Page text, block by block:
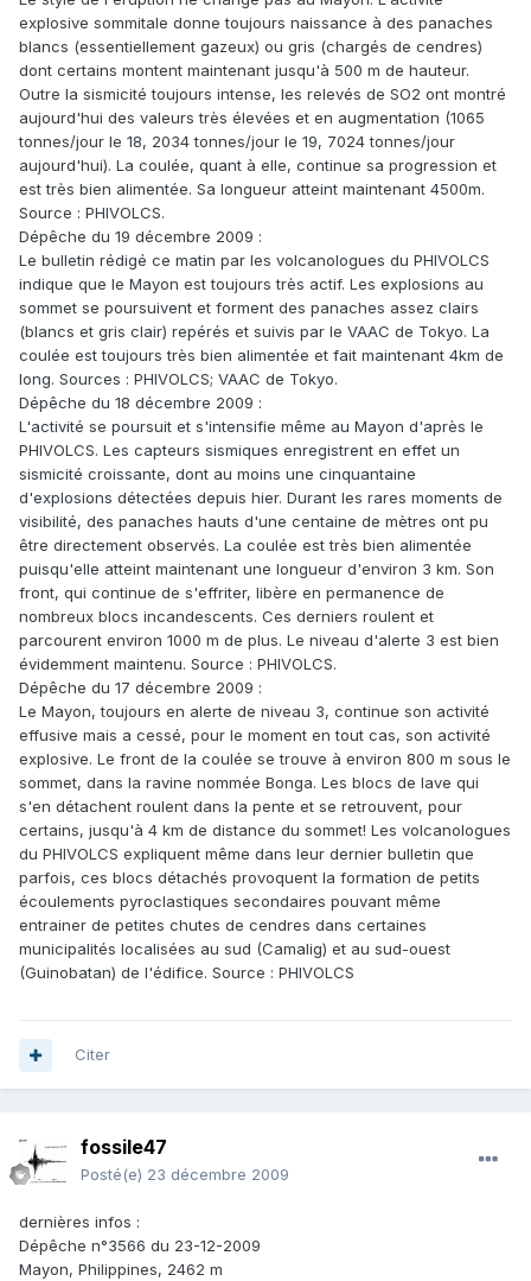
explosive sommitale donne toujours naissance à des panaches
blancs (essentiellement gazeux) ou gris (chargés de cendres)
dont certains montent maintenant jusqu'à 500 m de hauteur.
Outre la sismicité toujours intense, les relevés de SO2 ont montré
aujourd'hui des valeurs très élevées et en augmentation (1065
tonnes/jour le 18, 2034 tonnes/jour le 19, 7024 tonnes/jour
aujourd'hui). La coulée, quant à elle, continue sa progression et
est très bien alimentée. Sa longueur atteint maintenant 4500m.
Source : PHIVOLCS.
Dépêche du 19 décembre 2009 :
Le bulletin rédigé ce matin par les volcanologues du PHIVOLCS
indique que le Mayon est toujours très actif. Les explosions au
sommet se poursuivent et forment des panaches assez clairs
(blancs et gris clair) repérés et suivis par le VAAC de Tokyo. La
coulée est toujours très bien alimentée et fait maintenant 4km de
long. Sources : PHIVOLCS; VAAC de Tokyo.
Dépêche du 18 décembre 2009 :
L'activité se poursuit et s'intensifie même au Mayon d'après le
PHIVOLCS. Les capteurs sismiques enregistrent en effet un
sismicité croissante, dont au moins une cinquantaine
d'explosions détectées depuis hier. Durant les rares moments de
visibilité, des panaches hauts d'une centaine de mètres ont pu
être directement observés. La coulée est très bien alimentée
puisqu'elle atteint maintenant une longueur d'environ 3 km. Son
front, qui continue de s'effriter, libère en permanence de
nombreux blocs incandescents. Ces derniers roulent et
parcourent environ 1000 m de plus. Le niveau d'alerte 3 est bien
évidemment maintenu. Source : PHIVOLCS.
Dépêche du 17 décembre 2009 :
Le Mayon, toujours en alerte de niveau 3, continue son activité
effusive mais a cessé, pour le moment en tout cas, son activité
explosive. Le front de la coulée se trouve à environ 800 m sous le
sommet, dans la ravine nommée Bonga. Les blocs de lave qui
s'en détachent roulent dans la pente et se retrouvent, pour
certains, jusqu'à 4 km de distance du sommet! Les volcanologues
du PHIVOLCS expliquent même dans leur dernier bulletin que
parfois, ces blocs détachés provoquent la formation de petits
écoulements pyroclastiques secondaires pouvant même
entrainer de petites chutes de cendres dans certaines
municipalités localisées au sud (Camalig) et au sud-ouest
(Guinobatan) de l'édifice. Source : PHIVOLCS
Citer
fossile47
Posté(e) 23 décembre 2009
dernières infos :
Dépêche n°3566 du 23-12-2009
Mayon, Philippines, 2462 m